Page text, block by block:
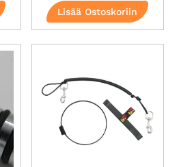
Lisää Ostoskoriin